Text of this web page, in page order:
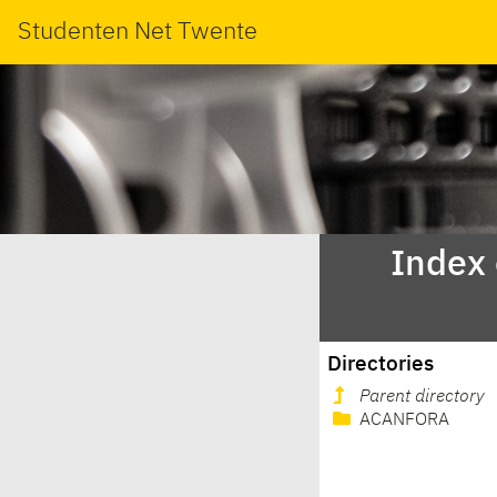
Studenten Net Twente
Index
Directories
Parent directory
ACANFORA